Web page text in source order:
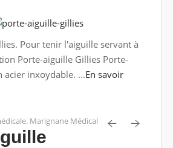
Pour tenir l'aiguille servant à
Porte-aiguille Gillies Porte-
acier inxoydable. ...En savoir
Marignane Médical